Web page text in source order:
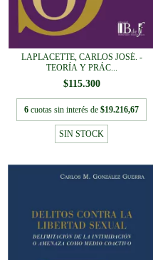
LAPLACETTE, CARLOS JOSÉ. -
TEORÍA Y PRÁC...
$115.300
6 cuotas sin interés de $19.216,67
SIN STOCK